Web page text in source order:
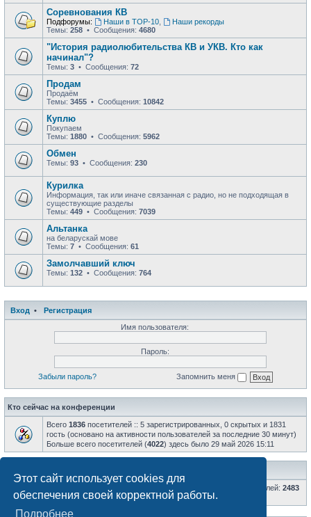
Этот сайт использует cookies для
обеспечения своей корректной работы.
Подробнее
Соревнования КВ
Подфорумы: Наши в ТОР-10,
Наши рекорды
Темы: 258 • Сообщения: 4680
"История радиолюбительства КВ и УКВ. Кто как
начинал"?
Темы: 3 • Сообщения: 72
Продам
Продаём
Темы: 3455 • Сообщения: 10842
Куплю
Покупаем
Темы: 1880 • Сообщения: 5962
Обмен
Темы: 93 • Сообщения: 230
Курилка
Информация, так или иначе связанная с радио, но не подходящая в
существующие разделы
Темы: 449 • Сообщения: 7039
Альтанка
на беларускай мове
Темы: 7 • Сообщения: 61
Замолчавший ключ
Темы: 132 • Сообщения: 764
Вход •
Регистрация
Имя пользователя:
Пароль:
Забыли пароль? Запомнить меня
Кто сейчас на конференции
Всего 1836 посетителей :: 5 зарегистрированных, 0 скрытых и 1831
гость (основано на активности пользователей за последние 30 минут)
Больше всего посетителей (4022) здесь было 29 май 2026 15:11
• Всего пользователей: 2483
• Новый пользователь: AlexRKR